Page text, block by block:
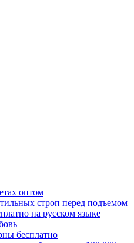
оптом
строп перед подъемом
на русском языке
бесплатно